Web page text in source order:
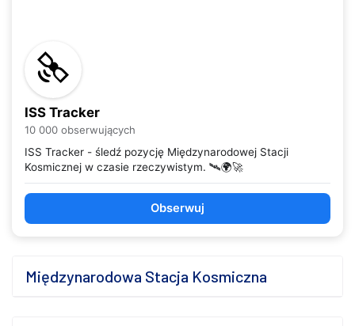
ISS Tracker
10 000 obserwujących
ISS Tracker - śledź pozycję Międzynarodowej Stacji
Kosmicznej w czasie rzeczywistym. 🛰️🌍🚀
Obserwuj
Międzynarodowa Stacja Kosmiczna